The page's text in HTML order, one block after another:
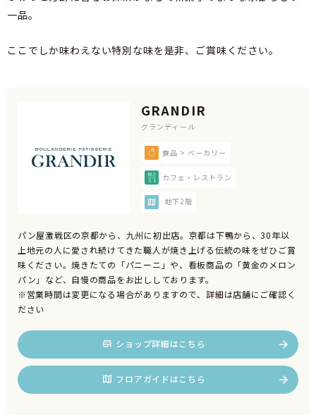
一品。
ここでしか味わえない特別な味を是非、ご賞味ください。
GRANDIR
グランディール
食品 > ベーカリー
カフェ・レストラン
地下2階
パン屋激戦区の京都から、九州に初出店。京都は下鴨から、30年以
上地元の人に愛され続けてきた職人が焼き上げる伝統の味をぜひご賞
味ください。焼きたての「パニーニ」や、看板商品の「黄金のメロン
パン」など、自慢の商品をお出ししております。
※営業時間は変更になる場合がありますので、詳細は店舗にご確認く
ださい
ショップ詳細はこちら
フロアガイドはこちら